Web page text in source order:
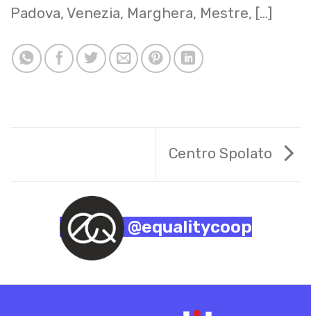
Padova, Venezia, Marghera, Mestre, […]
Centro Spolato
@equalitycoop